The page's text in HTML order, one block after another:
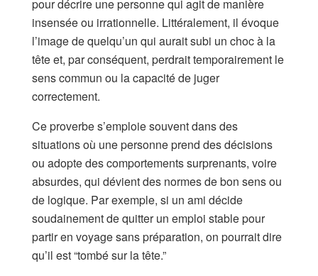
pour décrire une personne qui agit de manière
insensée ou irrationnelle. Littéralement, il évoque
l’image de quelqu’un qui aurait subi un choc à la
tête et, par conséquent, perdrait temporairement le
sens commun ou la capacité de juger
correctement.
Ce proverbe s’emploie souvent dans des
situations où une personne prend des décisions
ou adopte des comportements surprenants, voire
absurdes, qui dévient des normes de bon sens ou
de logique. Par exemple, si un ami décide
soudainement de quitter un emploi stable pour
partir en voyage sans préparation, on pourrait dire
qu’il est “tombé sur la tête.”